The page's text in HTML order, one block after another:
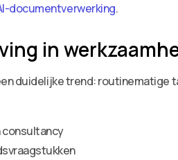
documentverwerking.
in
duidelijke trend: routinematige
consultancy